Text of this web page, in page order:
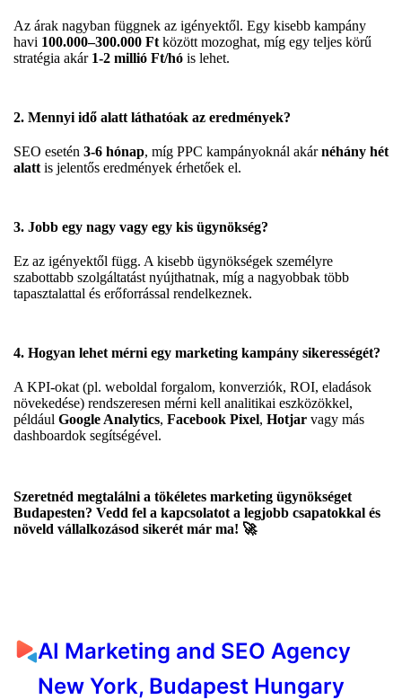
Az árak nagyban függnek az igényektől. Egy kisebb kampány
havi 100.000–300.000 Ft között mozoghat, míg egy teljes körű
stratégia akár 1-2 millió Ft/hó is lehet.
2. Mennyi idő alatt láthatóak az eredmények?
SEO esetén 3-6 hónap, míg PPC kampányoknál akárnéhány hét
alatt is jelentős eredmények érhetőek el.
3. Jobb egy nagy vagy egy kis ügynökség?
Ez az igényektől függ. A kisebb ügynökségek személyre
szabottabb szolgáltatást nyújthatnak, míg a nagyobbak több
tapasztalattal és erőforrással rendelkeznek.
4. Hogyan lehet mérni egy marketing kampány sikerességét?
A KPI-okat (pl. weboldal forgalom, konverziók, ROI, eladások
növekedése) rendszeresen mérni kell analitikai eszközökkel,
például Google Analytics, Facebook Pixel, Hotjar vagy más
dashboardok segítségével.
Szeretnéd megtalálni a tökéletes marketing ügynökséget
Budapesten? Vedd fel a kapcsolatot a legjobb csapatokkal és
növeld vállalkozásod sikerét már ma! 🚀
AI Marketing and SEO Agency
New York, Budapest Hungary